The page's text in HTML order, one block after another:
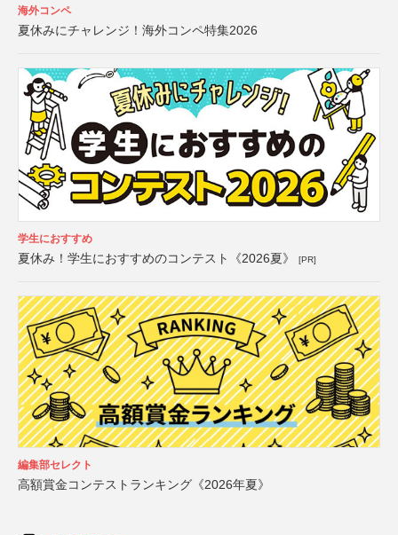
海外コンペ
夏休みにチャレンジ！海外コンペ特集2026
学生におすすめ
夏休み！学生におすすめのコンテスト《2026夏》 [PR]
編集部セレクト
高額賞金コンテストランキング《2026年夏》